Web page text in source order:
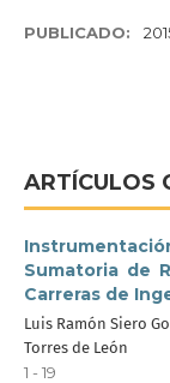
PUBLICADO:
ARTÍCULOS
Sumatoria de
Carreras de
Luis Ramón Siero
Torres de León
1 - 19